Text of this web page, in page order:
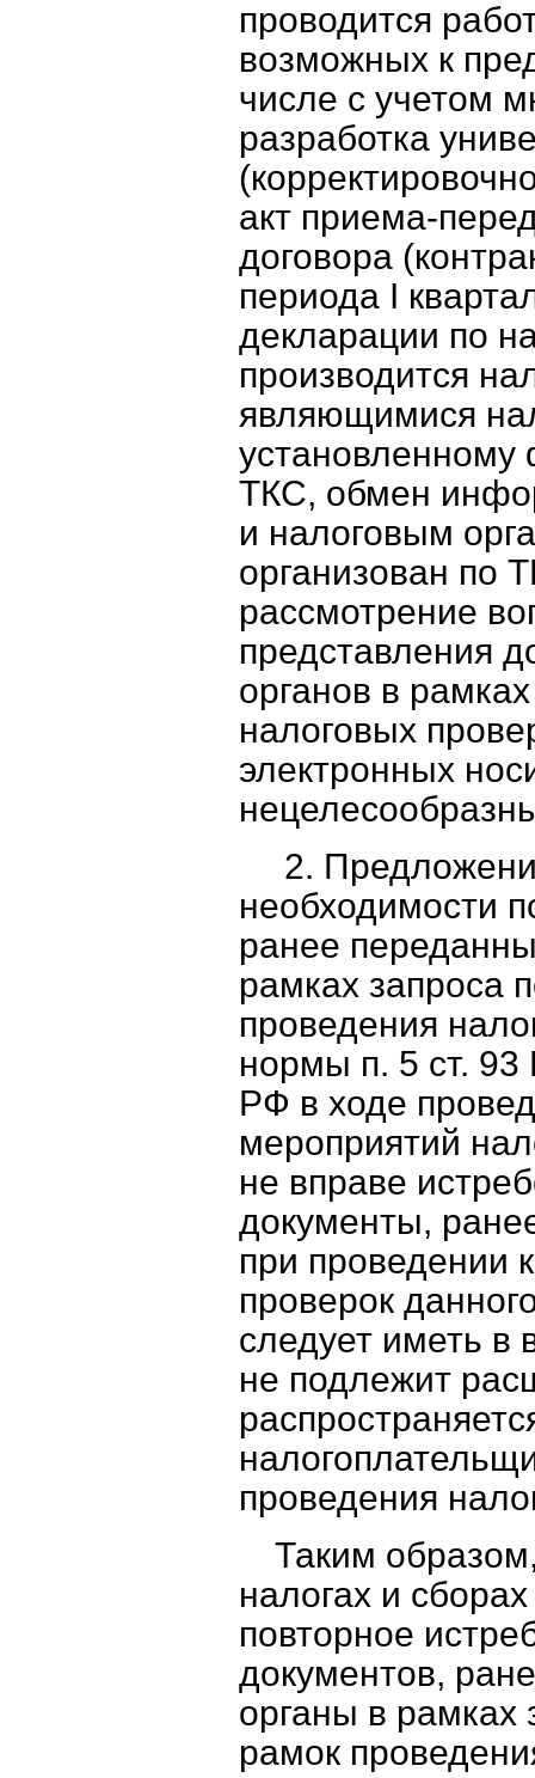
проводится
возможных к
числе с учетом
разработка
акт приема-
договора
периода I
декларации по
производится
являющимися
ТКС, обмен
и налоговым
организован по
рассмотрение
представления
органов в
налоговых
электронных
2.
необходимости
ранее
рамках запроса
проведения
нормы п. 5 ст. 93
РФ в ходе
мероприятий
не вправе
документы,
при проведении
проверок
следует иметь в
не подлежит
проведения
Таким
налогах и
повторное
документов,
органы в рамках
рамок